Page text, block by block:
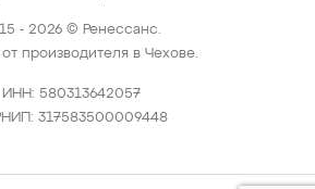
- 2026 © Ренессанс.
производителя в Чехове.
ИНН: 580313642057
317583500009448